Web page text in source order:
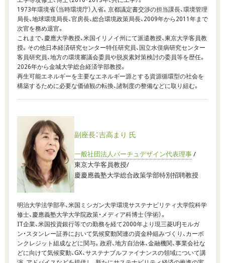
1973年環境省（当時環境庁）入省。京都議定書交渉の担当課長、環境管理
局長、地球環境局長、官房長、総合環境政策局長、2009年から2011年まで
次官を務め退官。
これまで、慶應大学教授、米国イリノイ州にて派遣教授、東京大学客員教
授。その他日本経済研究センター特任研究員、国立水俣病研究センター
客員研究員、地方の環境審議会委員や脱炭素対策検討の委員等を歴任。
2026年から金城大学総合経済学部教授。
再生可能エネルギーを主要なエネルギー源とする資源循環型の社会を
構築するために必要な価値観の転換、諸制度の整備などに取り組む。
副座長：吉高まり 氏
一般社団法人バーチュデザイン代表理事 /
東京大学客員教授/
慶慶應義塾大学総合政策学部特別招聘教授
明治大学法学部卒、米国ミシガン大学環境サステナビリティ大学院科学
修士、慶應義塾大学大学院政策・メディア科博士（学術）。
IT企業、米国投資銀行等での勤務を経て2000年より現三菱UFJモルガ
ン・スタンレー証券において気候変動関連の資金枠組みづくり、カーボ
ンクレジット組成などに関与。政府、地方自治体、金融機関、事業会社な
どに向けて気候変動、GX、サステナブルファイナンスの領域について講